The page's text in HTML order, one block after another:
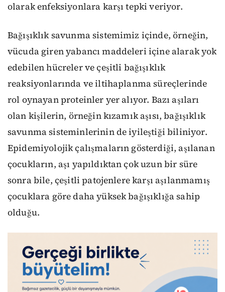
olarak enfeksiyonlara karşı tepki veriyor.
Bağışıklık savunma sistemimiz içinde, örneğin,
vücuda giren yabancı maddeleri içine alarak yok
edebilen hücreler ve çeşitli bağışıklık
reaksiyonlarında ve iltihaplanma süreçlerinde
rol oynayan proteinler yer alıyor. Bazı aşıları
olan kişilerin, örneğin kızamık aşısı, bağışıklık
savunma sisteminlerinin de iyileştiği biliniyor.
Epidemiyolojik çalışmaların gösterdiği, aşılanan
çocukların, aşı yapıldıktan çok uzun bir süre
sonra bile, çeşitli patojenlere karşı aşılanmamış
çocuklara göre daha yüksek bağışıklığa sahip
olduğu.